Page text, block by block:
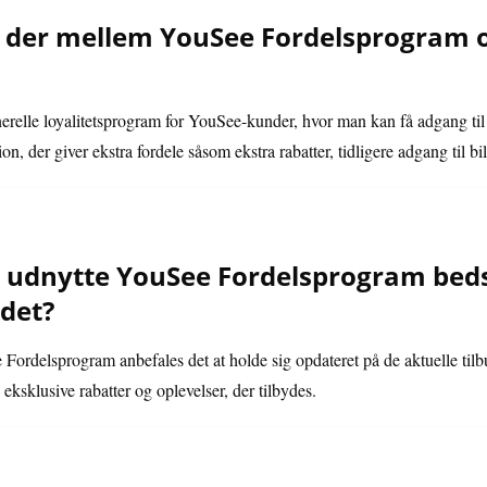
mellem YouSee Fordelsprogram
loyalitetsprogram for YouSee-kunder, hvor man kan få adgang
der giver ekstra fordele såsom ekstra rabatter, tidligere adgang til
YouSee Fordelsprogram
anbefales det at holde sig opdateret på de aktuelle
rabatter og oplevelser, der tilbydes.